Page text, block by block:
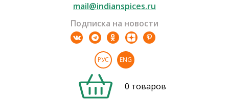
mail@indianspices.ru
Подписка на новости
РУС ENG
0 товаров